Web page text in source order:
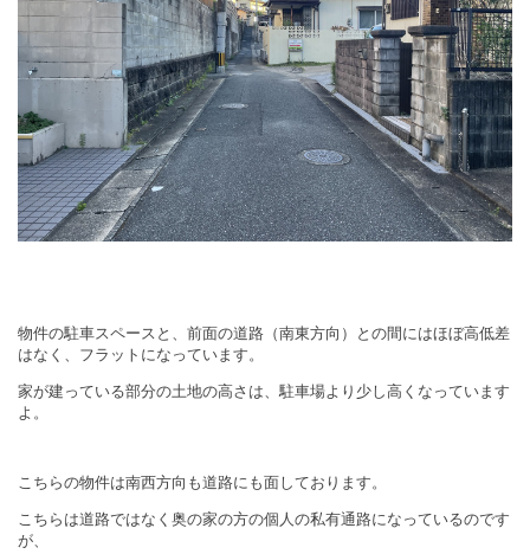
物件の駐車スペースと、前面の道路（南東方向）との間にはほぼ高低差
はなく、フラットになっています。
家が建っている部分の土地の高さは、駐車場より少し高くなっています
よ。
こちらの物件は南西方向も道路にも面しております。
こちらは道路ではなく奥の家の方の個人の私有通路になっているのです
が、